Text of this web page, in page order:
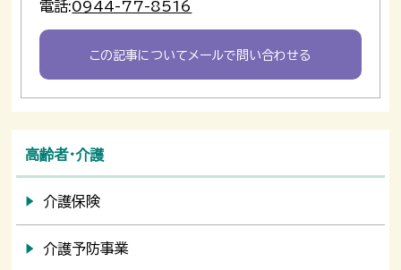
電話:0944-77-8516
この記事についてメールで問い合わせる
高齢者・介護
介護保険
介護予防事業